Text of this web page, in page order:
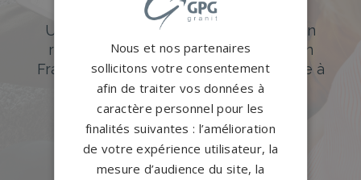
Accompagnement sur-mesure
Un accompagnement sur mesure et un
réseau de 1200 partenaires partout en
France. Personnalisation avancée grâce à
notre configurateur 3D en ligne.
PERSONNALISEZ VOTRE MONUMENT
Nous et nos partenaires
sollicitons votre consentement
afin de traiter vos données à
caractère personnel pour les
finalités suivantes : l’amélioration
de votre expérience utilisateur, la
mesure d’audience du site, la